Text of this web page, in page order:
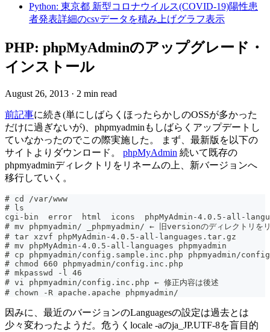
Python: 東京都 新型コロナウイルス(COVID-19)陽性患
者発表詳細のcsvデータを積み上げグラフ表示
PHP: phpMyAdminのアップグレード・
インストール
August 26, 2013 · 2 min read
前記事に続き(単にしばらくほったらかしのOSSが多かった
だけに過ぎないが)、phpmyadminもしばらくアップデートし
ていなかったのでこの際実施した。 まず、最新版を以下の
サイトよりダウンロード。 phpMyAdmin 続いて既存の
phpmyadminディレクトリをリネームの上、新バージョンへ
移行していく。
# cd /var/www
# ls
cgi-bin  error	html  icons  phpMyAdmin-4.0.5-all-
# mv phpmyadmin/ _phpmyadmin/ ← 旧versionのディレクトリをリ
# tar xzvf phpMyAdmin-4.0.5-all-languages.tar.gz
# mv phpMyAdmin-4.0.5-all-languages phpmyadmin
# cp phpmyadmin/config.sample.inc.php phpmyadmin/
# chmod 660 phpmyadmin/config.inc.php
# mkpasswd -l 46
# vi phpmyadmin/config.inc.php ← 修正内容は後述
# chown -R apache.apache phpmyadmin/
因みに、最近のバージョンのLanguagesの設定は過去とは
少々変わったようだ。危うくlocale -aのja_JP.UTF-8を盲目的